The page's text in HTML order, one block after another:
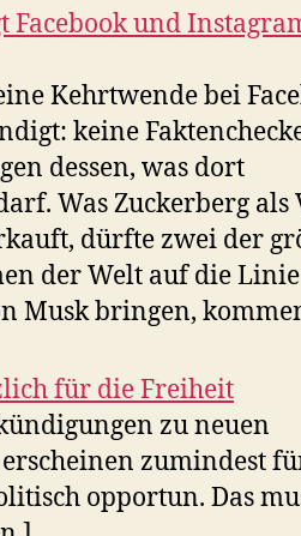
Facebook und
Kehrtwende bei
keine
dessen, was dort
Was Zuckerberg als
dürfte zwei der
der Welt auf die
Musk bringen,
für die Freiheit
zu neuen
zumindest
opportun. Das